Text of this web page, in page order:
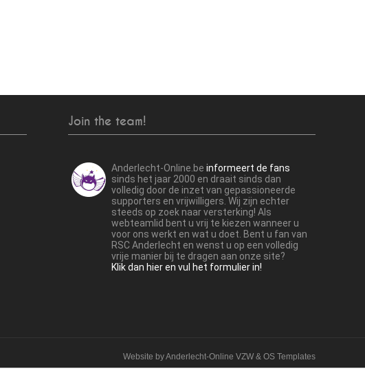
Join the team!
Anderlecht-Online.be informeert de fans
sinds het jaar 2000 en draait sinds dan
volledig door de inzet van gepassioneerde
supporters en vrijwilligers. Wij zijn echter
steeds op zoek naar versterking! Als
webteamlid bent u vrij te kiezen wanneer u
voor ons werkt en wat u doet. Bent u fan van
RSC Anderlecht en wenst u op een volledig
vrije manier bij te dragen aan onze site?
Klik dan hier en vul het formulier in!
Website byAnderlecht-Online VZW & OS Templates